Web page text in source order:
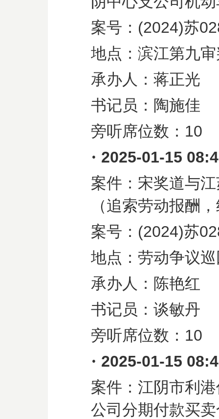
案号： (2024)苏
地点：滨江第九
承办人：蒋正光
书记员：陶施佳
旁听席位数： 10
· 2025-01-15
案件：宋奖道与
（追索劳动报酬
案号： (2024)苏
地点：劳动争议
承办人：陈艳红
书记员：谈敏丹
旁听席位数： 10
· 2025-01-15
案件：江阴市利
公司分期付款买